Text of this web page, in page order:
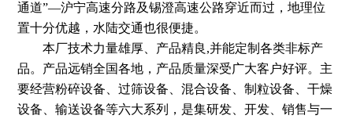
通道”—沪宁高速分路及锡澄高速公路穿近而过，地理位
置十分优越，水陆交通也很便捷。
本厂技术力量雄厚、产品精良,并能定制各类非标产
品。产品远销全国各地，产品质量深受广大客户好评。主
要经营粉碎设备、过筛设备、混合设备、制粒设备、干燥
设备、输送设备等六大系列，是集研发、开发、销售与一